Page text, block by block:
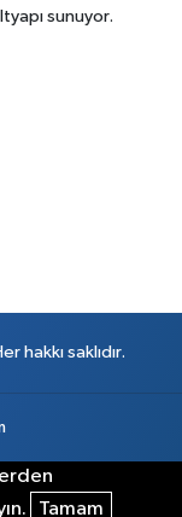
sunuyor.
hakkı saklıdır.
Tamam